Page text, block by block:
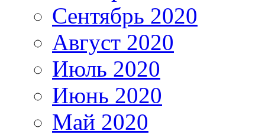
Сентябрь 2020
Август 2020
Июль 2020
Июнь 2020
Май 2020